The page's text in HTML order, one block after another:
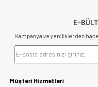
E-
Kampanya ve yeniliklerden
Müşteri Hizmetleri